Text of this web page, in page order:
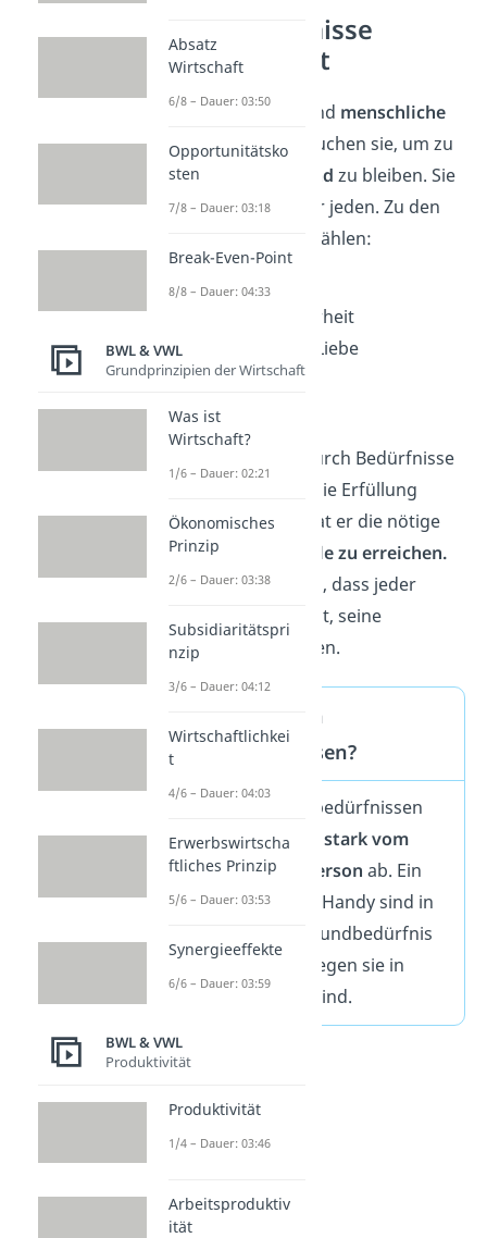
Grundbedürfnisse
einfach erklärt
Grundbedürfnisse sind menschliche
Bedürfnisse. Wir brauchen sie, um zu
überleben
gesund zu bleiben. Sie
gelten überall und für jeden. Zu den
Grundbedürfnissen zählen:
Lebenserhaltung
Schutz und Sicherheit
Zuwendung und Liebe
Verständnis
Freiheit
Jeder Mensch wird durch Bedürfnisse
. Durch die Erfüllung
eines Bedürfnisses hat er die nötige
Energie, um
neue Ziele zu erreichen.
Deshalb ist es wichtig, dass jeder
Mensch in der Lage ist, seine
Bedürfnisse zu erfüllen.
Was zählt zu den
Grundbedürfnissen?
Was zu den Grundbedürfnissen
gehört, hängt auchstark vom
Wohlstand einer Personab. Ein
Fernseher oder ein Handy sind in
Deutschland ein Grundbedürfnis
von vielen. Wohingegen sie in
Kenia meist Luxus sind.
Absatz
Wirtschaft
6/8 – Dauer: 03:50
Opportunitätsko
sten
7/8 – Dauer: 03:18
Break-Even-Point
8/8 – Dauer: 04:33
BWL & VWL
Grundprinzipien der Wirtschaft
Was ist
Wirtschaft?
1/6 – Dauer: 02:21
Ökonomisches
Prinzip
2/6 – Dauer: 03:38
Subsidiaritätspri
nzip
3/6 – Dauer: 04:12
Wirtschaftlichkei
t
4/6 – Dauer: 04:03
Erwerbswirtscha
ftliches Prinzip
5/6 – Dauer: 03:53
Synergieeffekte
6/6 – Dauer: 03:59
BWL & VWL
Produktivität
Produktivität
1/4 – Dauer: 03:46
Arbeitsproduktiv
ität